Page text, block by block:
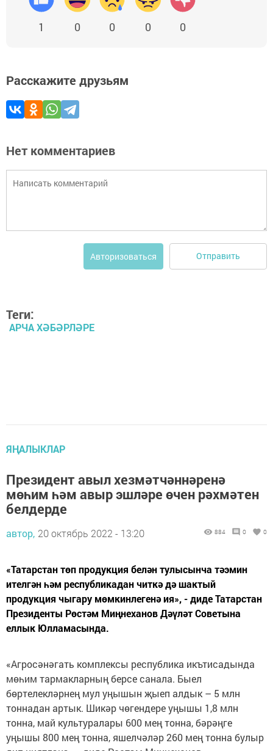
1 0 0 0 0
Расскажите друзьям
Нет комментариев
Авторизоваться Отправить
Теги:
АРЧА ХӘБӘРЛӘРЕ
ЯҢАЛЫКЛАР
Президент авыл хезмәтчәннәренә
мөһим һәм авыр эшләре өчен рәхмәтен
белдерде
автор, 20 октябрь 2022 - 13:20 884 0 0
«Татарстан төп продукция белән тулысынча тәэмин
ителгән һәм республикадан читкә дә шактый
продукция чыгару мөмкинлегенә ия», - диде Татарстан
Президенты Рөстәм Миңнеханов Дәүләт Советына
еллык Юлламасында.
«Агросәнәгать комплексы республика икътисадында
мөһим тармакларның берсе санала. Быел
бөртелекләрнең мул уңышын җыеп алдык – 5 млн
тоннадан артык. Шикәр чөгендере уңышы 1,8 млн
тонна, май культуралары 600 мең тонна, бәрәңге
уңышы 800 мең тонна, яшелчәләр 260 мең тонна булыр